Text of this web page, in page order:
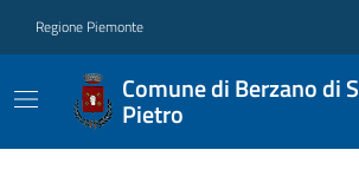
Regione Piemonte
Comune di Berzano di
Pietro